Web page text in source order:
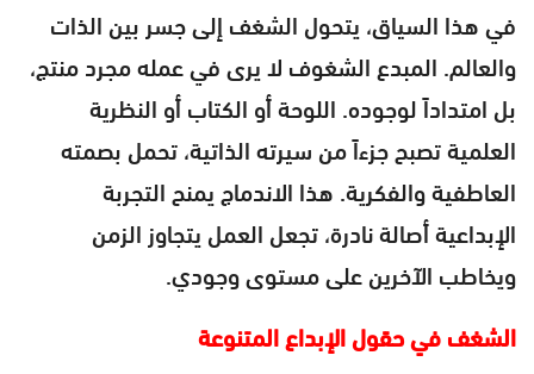
في هذا السياق، يتحول الشغف إلى جسر بين الذات
والعالم. المبدع الشغوف لا يرى في عمله مجرد منتج،
بل امتداداً لوجوده. اللوحة أو الكتاب أو النظرية
العلمية تصبح جزءاً من سيرته الذاتية، تحمل بصمته
العاطفية والفكرية. هذا الاندماج يمنح التجربة
الإبداعية أصالة نادرة، تجعل العمل يتجاوز الزمن
ويخاطب الآخرين على مستوى وجودي.
الشغف في حقول الإبداع المتنوعة